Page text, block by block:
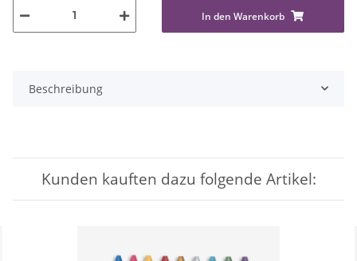
In den Warenkorb
Beschreibung
Kunden kauften dazu folgende Artikel: